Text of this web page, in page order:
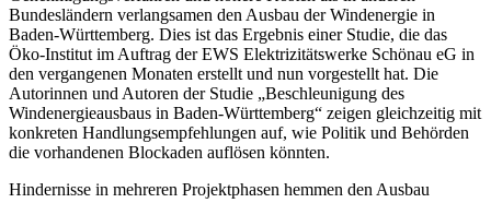
Bundesländern verlangsamen den Ausbau der Windenergie in
Baden-Württemberg. Dies ist das Ergebnis einer Studie, die das
Öko-Institut im Auftrag der EWS Elektrizitätswerke Schönau eG in
den vergangenen Monaten erstellt und nun vorgestellt hat. Die
Autorinnen und Autoren der Studie „Beschleunigung des
Windenergieausbaus in Baden-Württemberg“ zeigen gleichzeitig mit
konkreten Handlungsempfehlungen auf, wie Politik und Behörden
die vorhandenen Blockaden auflösen könnten.
Hindernisse in mehreren Projektphasen hemmen den Ausbau